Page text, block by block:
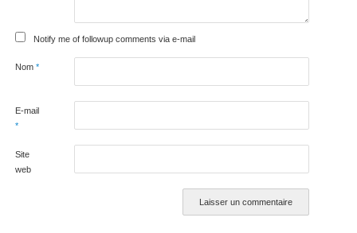
Notify me of followup comments via e-mail
Nom *
E-mail
*
Site
web